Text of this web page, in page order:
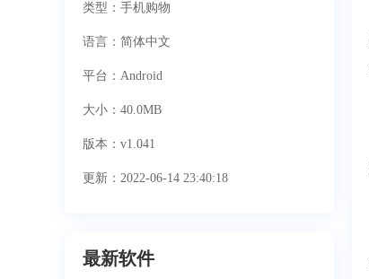
类型：手机购物
语言：简体中文
平台：Android
大小：40.0MB
版本：v1.041
更新：2022-06-14 23:40:18
最新软件